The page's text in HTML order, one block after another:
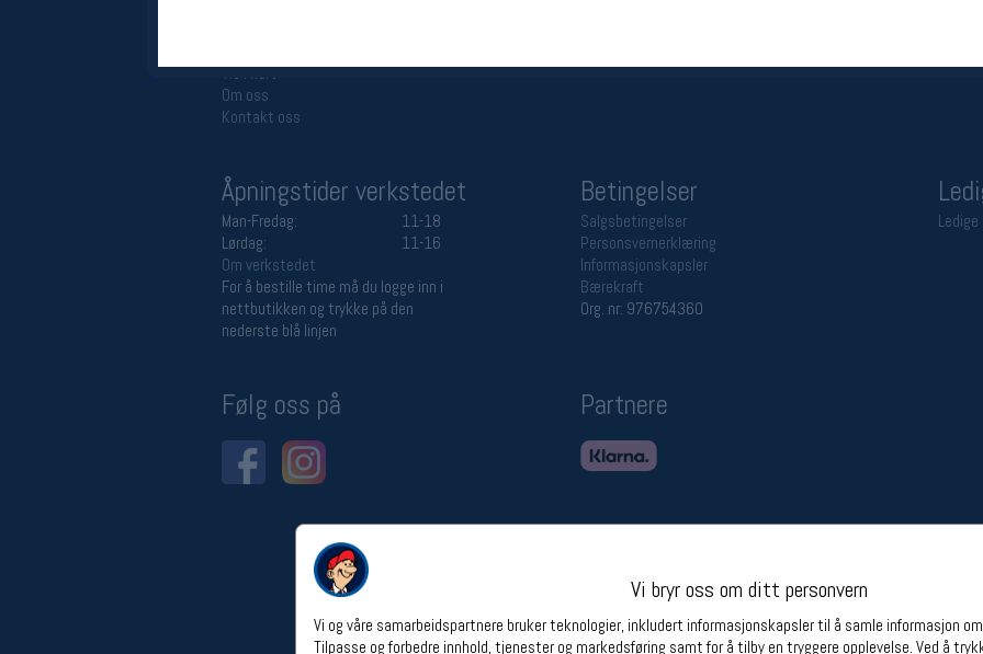
Vi bryr oss om ditt personvern
Vi og våre samarbeidspartnere bruker teknologier, inkludert informasjonskapsler til å samle informasjon
Tilpasse og forbedre innhold, tjenester og markedsføring samt for å tilby en tryggere opplevelse. Ved å
Vis i kart
Om oss
Kontakt oss
Åpningstider verkstedet
Man-Fredag:
11-18
Lørdag:
11-16
Om verkstedet
For å bestille time må du logge inn i
nettbutikken og trykke på den
nederste blå linjen
Betingelser
Salgsbetingelser
Personsvernerklæring
Informasjonskapsler
Bærekraft
Org. nr: 976754360
Følg oss på Partnere